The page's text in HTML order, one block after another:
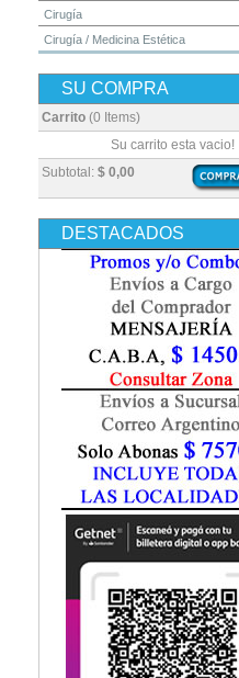
Cirugía
Cirugía / Medicina Estética
Dermatología
Diagnóstico por Imagen / Radiología
Embriología
Enfermería
Epidemiología
Farmacia / Farmacología
Fisiatría / Kinesiología
Fisiología / Fisiopatología
Fonoaudiología
Gastroenterología
Geriatría
Ginecología / Obstetricia
Hematología
Histología
Homeopatía
Infectología
Inmunología
Instrumentación Quirurgica
Medicina del Deporte / Rehabilitación
SU COMPRA
Carrito (0 Items)
Subtotal: $ 0,00
Su carrito esta vacio!
DESTACADOS